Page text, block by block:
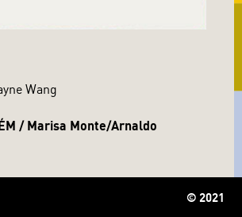
Wang
/ Marisa Monte/Arnaldo
© 2021